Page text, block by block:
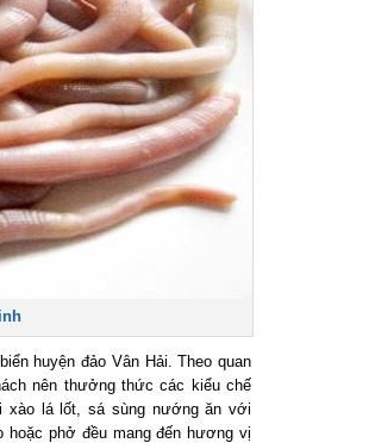
huyện đảo Vân Hải. Theo quan
nên thưởng thức các kiểu chế
lá lốt, sá sùng nướng ăn với
phở đều mang đến hương vị